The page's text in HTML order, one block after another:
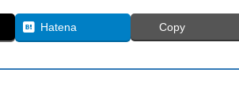
Hatena Copy